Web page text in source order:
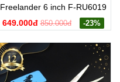
Freelander 6 inch F-RU6019
649.000đ 850.000đ -23%